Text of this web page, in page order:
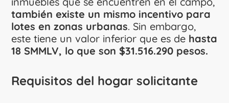
también existe un mismo incentivo para
lotes en zonas urbanas. Sin embargo,
este tiene un valor inferior que es de hasta
18 SMMLV, lo que son $31.516.290 pesos.
Requisitos del hogar solicitante